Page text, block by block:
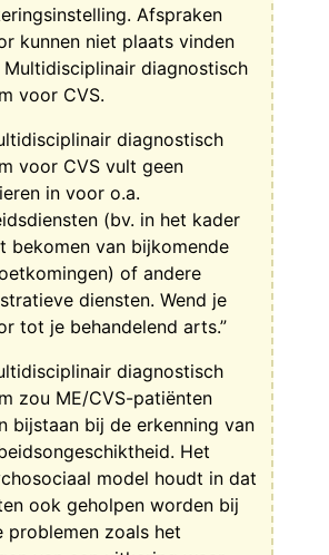
Afspraken
kunnen niet plaats vinden
diagnostisch
voor CVS.
diagnostisch
voor CVS vult geen
in voor o.a.
(bv. in het kader
bekomen van bijkomende
of andere
diensten. Wend je
tot je behandelend arts.”
diagnostisch
zou ME/CVS-patiënten
bijstaan bij de erkenning van
Het
model houdt in dat
ook geholpen worden bij
problemen zoals het